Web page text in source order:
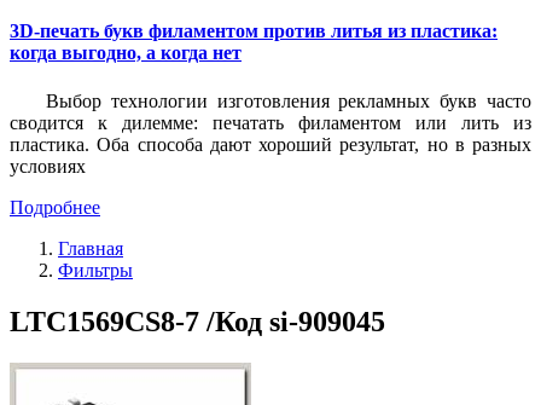
3D-печать букв филаментом против литья из пластика:
когда выгодно, а когда нет
Выбор технологии изготовления рекламных букв часто
сводится к дилемме: печатать филаментом или лить из
пластика. Оба способа дают хороший результат, но в разных
условиях
Подробнее
Главная
Фильтры
LTC1569CS8-7 /Код si-909045